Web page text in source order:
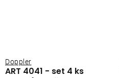
ART 4041 - set 4 ks
Doppler